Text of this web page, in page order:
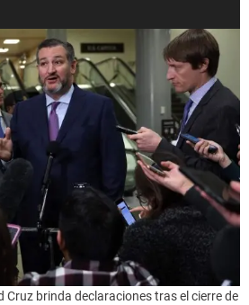
Cruz brinda declaraciones tras el cierre de